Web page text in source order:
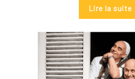
Lire la suite